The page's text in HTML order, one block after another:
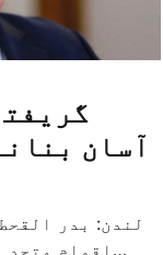
آسان
لندن: بدر
اقوام